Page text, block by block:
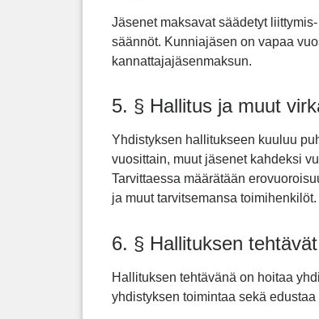
Jäsenet maksavat säädetyt
säännöt. Kunniajäsen on vapaa
kannattajajäsenmaksun.
5. § Hallitus ja muut
Yhdistyksen hallitukseen kuuluu
vuosittain, muut jäsenet kahdeksi
Tarvittaessa määrätään
ja muut tarvitsemansa toimihenkilöt.
6. § Hallituksen tehtävät
Hallituksen tehtävänä on hoitaa
yhdistyksen toimintaa sekä edustaa